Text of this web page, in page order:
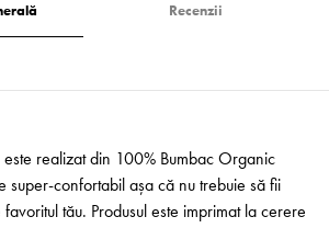
Recenzii
este realizat din 100% Bumbac Organic
super-confortabil așa că nu trebuie să fii
tău. Produsul este imprimat la cerere